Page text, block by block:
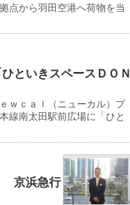
点から羽田空港へ荷物を当
といきスペースＤＯＮ
ｗｃａｌ（ニューカル）プ
線南太田駅前広場に「ひと
京浜急行